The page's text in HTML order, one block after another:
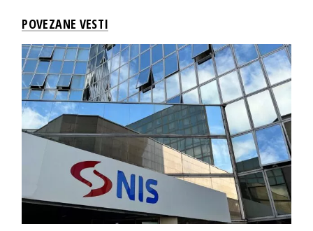
POVEZANE VESTI